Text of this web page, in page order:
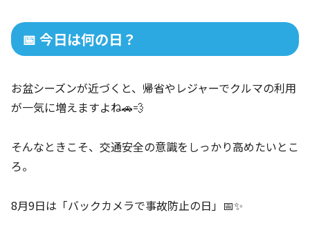
📅 今日は何の日？
お盆シーズンが近づくと、帰省やレジャーでクルマの利用
が一気に増えますよね🚗💨
そんなときこそ、交通安全の意識をしっかり高めたいとこ
ろ。
8月9日は「バックカメラで事故防止の日」📅✨